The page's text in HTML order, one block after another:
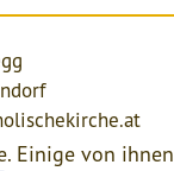
Einige von ihnen